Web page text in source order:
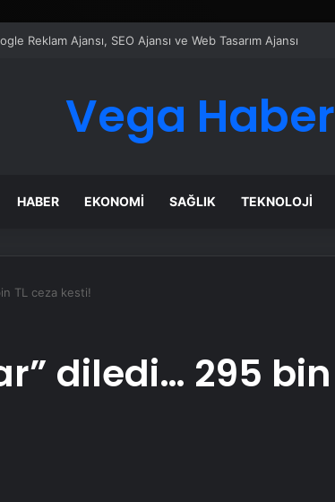
Dijital Taşımacılık Yazılımı
Vega Haber
HABER EKONOMI SAĞLIK TEKNOLOJI
TL ceza kesti!
diledi… 295 bin